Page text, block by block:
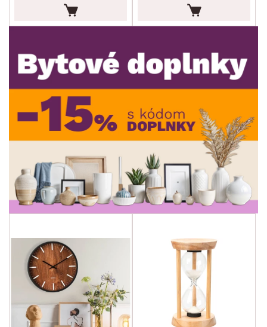
min. cm max.
min. cm max. cm
min. cm max. cm
MIESTNOSŤ